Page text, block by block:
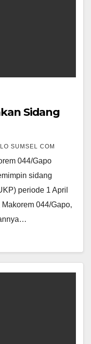
Sidang
SUMSEL COM
044/Gapo
sidang
periode 1 Apr­il
044/Gapo,